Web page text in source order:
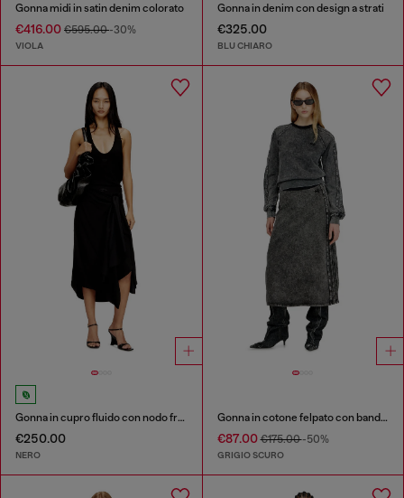
Gonna midi in satin denim colorato
€416.00 €595.00-30%
VIOLA
Gonna in denim con design a strati
€325.00
BLU CHIARO
Gonna in cupro fluido con nodo frontale
€250.00
NERO
Gonna in cotone felpato con bande laterali
€87.00€175.00-50%
GRIGIO SCURO